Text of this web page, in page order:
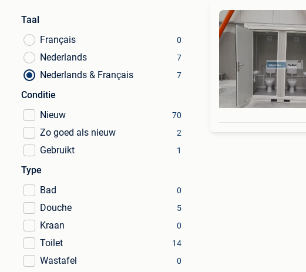
Taal
Français
0
Nederlands 7
Nederlands & Français 7
Conditie
Nieuw
70
Zo goed als nieuw 2
Gebruikt 1
Type
Bad
0
Douche 5
Kraan 0
Toilet 14
Wastafel 0